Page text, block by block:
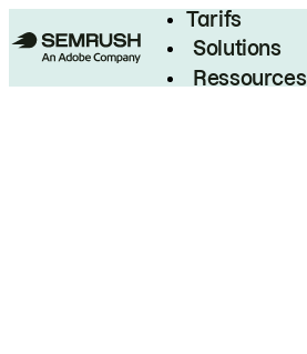
Tarifs
Solutions
Ressources